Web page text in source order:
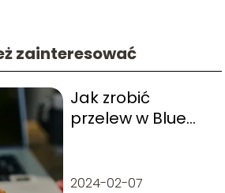
zainteresować
Jak zrobić
przelew w Blue
2024-02-07